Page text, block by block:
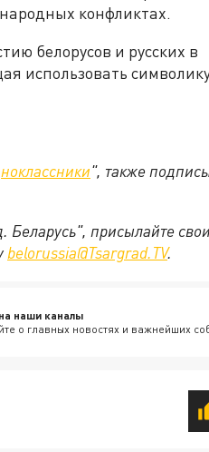
конфликтах.
белорусов и русских в
использовать
", также
Беларусь", присылайте свои
belorussia@Tsargrad.TV.
наши каналы
о главных новостях и важнейших